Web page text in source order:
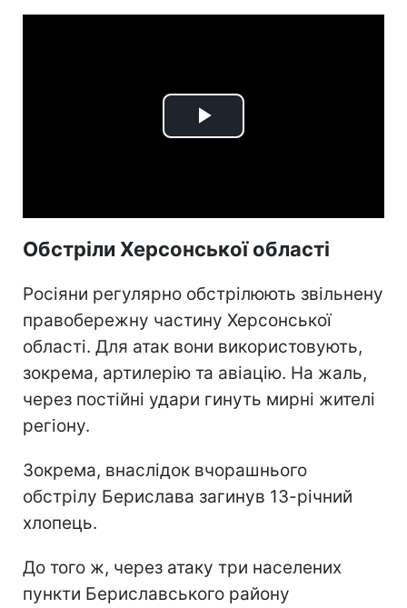
Play
Обстріли Херсонської області
Росіяни регулярно обстрілюють звільнену
правобережну частину Херсонської
області. Для атак вони використовують,
зокрема, артилерію та авіацію. На жаль,
через постійні удари гинуть мирні жителі
регіону.
Зокрема, внаслідок вчорашнього
обстрілу Берислава загинув 13-річний
хлопець.
До того ж, через атаку три населених
пункти Бериславського району